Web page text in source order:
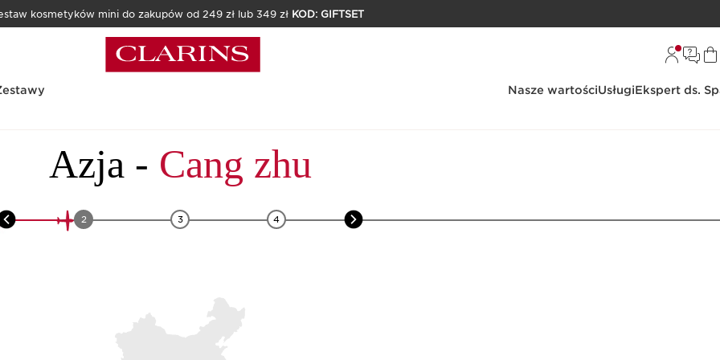
kosmetyków mini do zakupów od 249 zł lub 349 zł KOD: GIFTSET
Nasze wartościUsługiEkspert ds.
Azja - Cang zhu
2 3 4 5 6 7 8